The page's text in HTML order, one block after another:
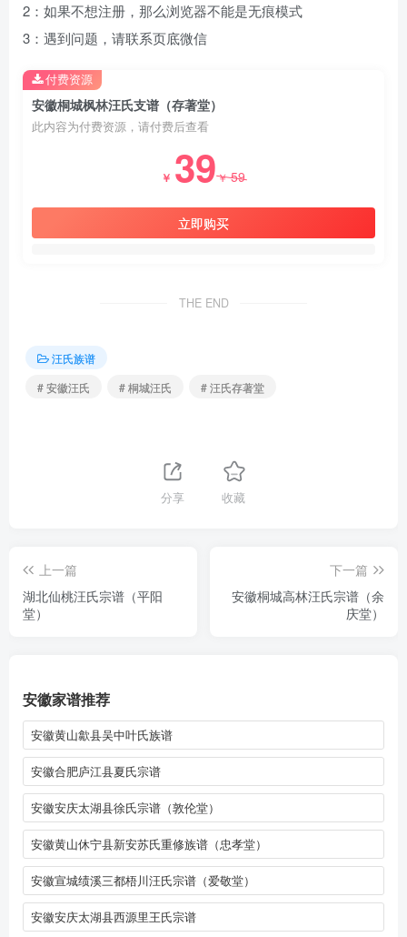
2：如果不想注册，那么浏览器不能是无痕模式
3：遇到问题，请联系页底微信
安徽桐城枫林汪氏支谱（存著堂）
此内容为付费资源，请付费后查看
￥ 39￥59
立即购买
付费资源
THE END
汪氏族谱
# 安徽汪氏
# 桐城汪氏 # 汪氏存著堂
分享 收藏
上一篇
湖北仙桃汪氏宗谱（平阳
堂）
下一篇
安徽桐城高林汪氏宗谱（余
庆堂）
安徽家谱推荐
安徽黄山歙县吴中叶氏族谱
安徽合肥庐江县夏氏宗谱
安徽安庆太湖县徐氏宗谱（敦伦堂）
安徽黄山休宁县新安苏氏重修族谱（忠孝堂）
安徽宣城绩溪三都梧川汪氏宗谱（爱敬堂）
安徽安庆太湖县西源里王氏宗谱